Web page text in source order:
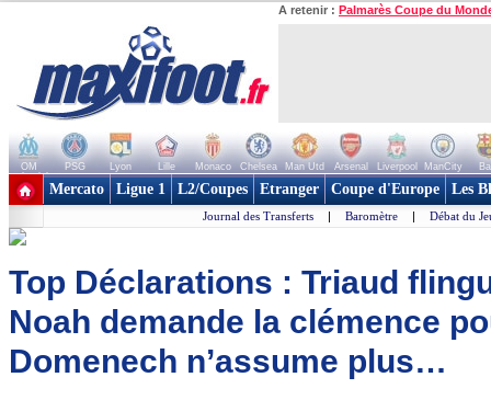
A retenir : Palmarès Coupe du
OM PSG Lyon Lille Monaco Chelsea Man Utd Arsenal Liverpool ManCity
+ de clubs
Mercato Ligue 1 L2/Coupes Etranger Coupe d'Europe Les
Journal des Transferts | Baromètre | Débat du
Top Déclarations : Triaud
Noah demande la clémence
Domenech n’assume plus…